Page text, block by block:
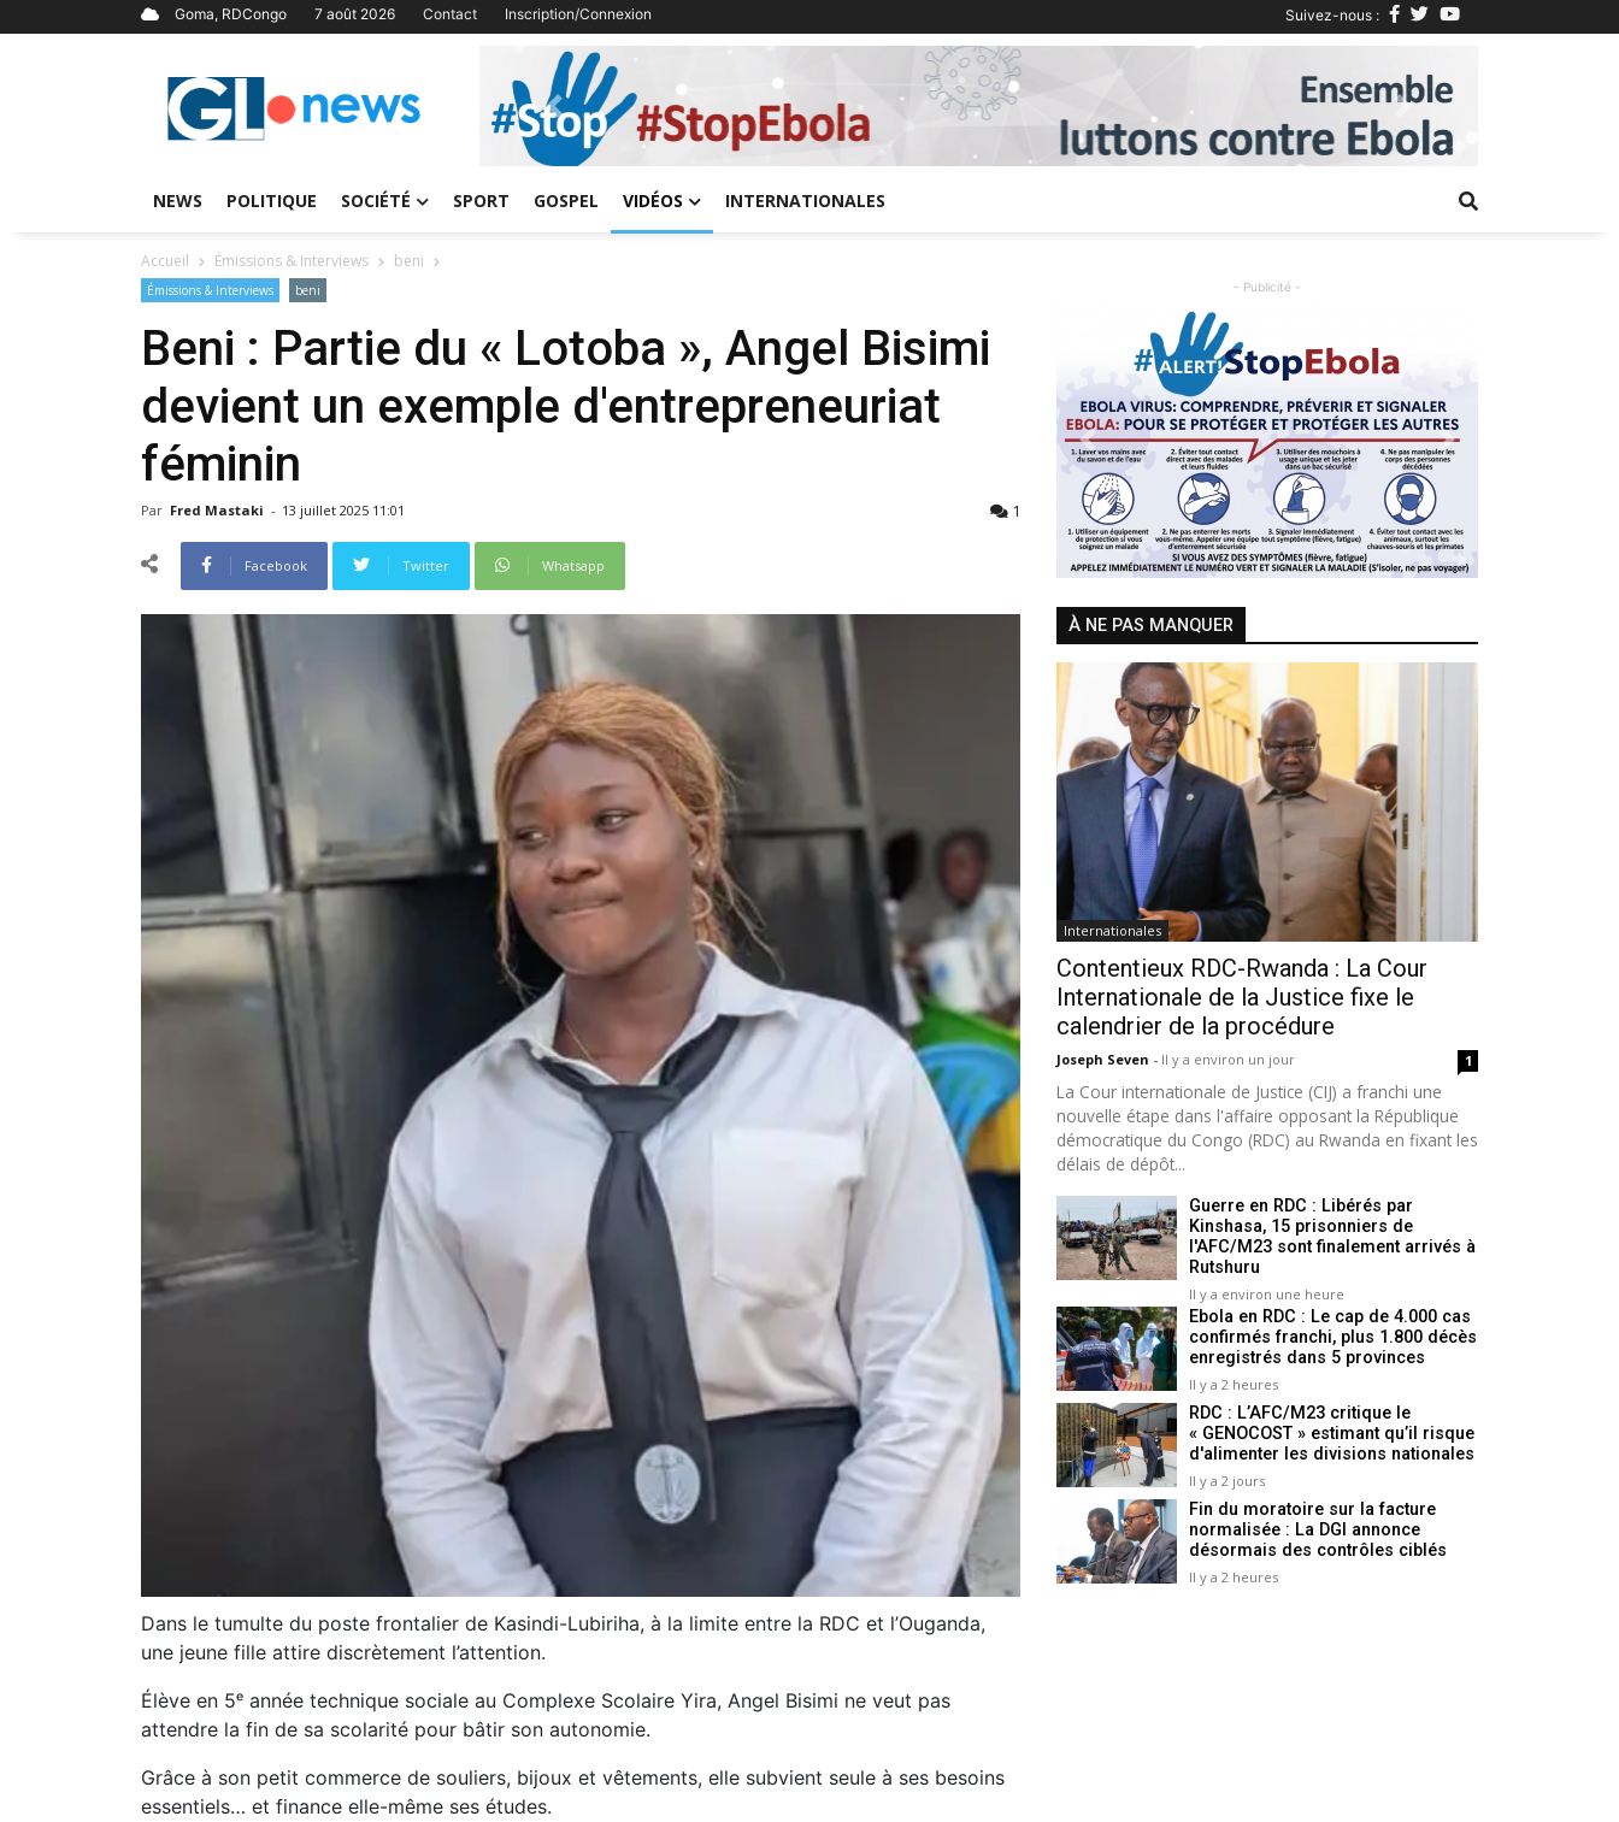
Goma, RDCongo 7 août 2026 Contact Inscription/Connexion Suivez-nous :
Previous Next
NEWS POLITIQUE SOCIÉTÉ SPORT GOSPEL VIDÉOS INTERNATIONALES
Accueil Émissions & Interviews beni
Émissions & Interviews beni
Beni : Partie du « Lotoba », Angel Bisimi
devient un exemple d'entrepreneuriat
féminin
Par Fred Mastaki - 13 juillet 2025 11:01 1
Facebook Twitter Whatsapp
Dans le tumulte du poste frontalier de Kasindi-Lubiriha, à la limite entre la RDC et l’Ouganda,
une jeune fille attire discrètement l’attention.
Élève en 5ᵉ année technique sociale au Complexe Scolaire Yira, Angel Bisimi ne veut pas
attendre la fin de sa scolarité pour bâtir son autonomie.
Grâce à son petit commerce de souliers, bijoux et vêtements, elle subvient seule à ses besoins
essentiels… et finance elle-même ses études.
- Publicité -
Previous Next
À NE PAS MANQUER
Internationales
Contentieux RDC-Rwanda : La Cour
Internationale de la Justice fixe le
calendrier de la procédure
Joseph Seven - Il y a environ un jour 1
La Cour internationale de Justice (CIJ) a franchi une
nouvelle étape dans l'affaire opposant la République
démocratique du Congo (RDC) au Rwanda en fixant les
délais de dépôt...
Guerre en RDC : Libérés par
Kinshasa, 15 prisonniers de
l'AFC/M23 sont finalement arrivés à
Rutshuru
Il y a environ une heure
Ebola en RDC : Le cap de 4.000 cas
confirmés franchi, plus 1.800 décès
enregistrés dans 5 provinces
Il y a 2 heures
RDC : L’AFC/M23 critique le
« GENOCOST » estimant qu’il risque
d'alimenter les divisions nationales
Il y a 2 jours
Fin du moratoire sur la facture
normalisée : La DGI annonce
désormais des contrôles ciblés
Il y a 2 heures